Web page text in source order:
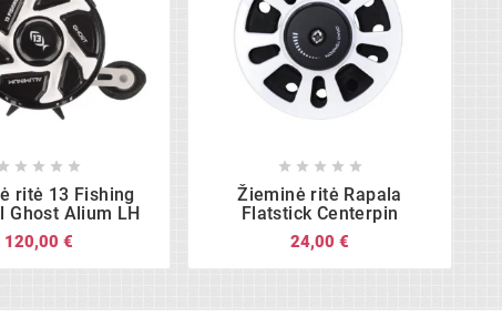
   
ritė 13 Fishing
Ghost Alium LH
120,00 €

    
Žieminė ritė Rapala
Flatstick Centerpin
24,00 €